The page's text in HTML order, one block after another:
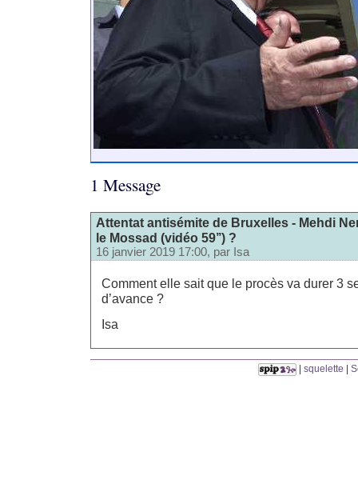
1 Message
Attentat antisémite de Bruxelles - Mehdi
le Mossad (vidéo 59’’) ?
16 janvier 2019 17:00, par Isa
Comment elle sait que le procès va durer 3
d’avance ?
Isa
squelette